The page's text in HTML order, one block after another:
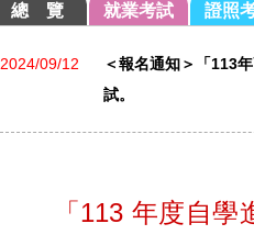
總 覽 就業考試 證照
2024/09/12
＜報名通知＞「113
試。
「113 年度自學進